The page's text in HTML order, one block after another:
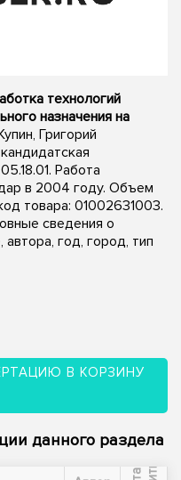
технологий
назначения на
Григорий
Работа
в 2004 году. Объем
товара: 01002631003.
сведения о
год, город, тип
В КОРЗИНУ
данного раздела